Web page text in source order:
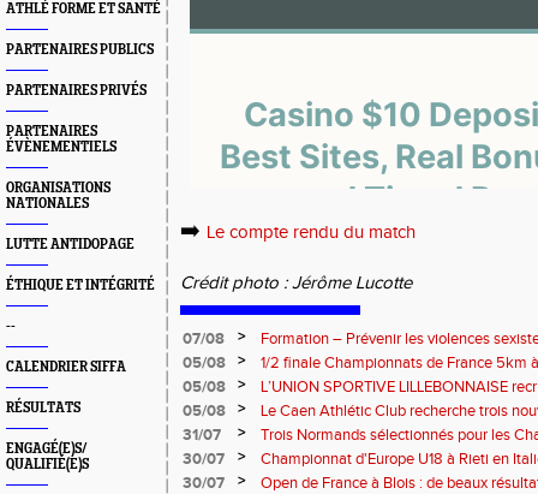
ATHLÉ FORME ET SANTÉ
PARTENAIRES PUBLICS
PARTENAIRES PRIVÉS
PARTENAIRES
ÉVÈNEMENTIELS
ORGANISATIONS
NATIONALES
LUTTE ANTIDOPAGE
ÉTHIQUE ET INTÉGRITÉ
--
CALENDRIER SIFFA
RÉSULTATS
ENGAGÉ(E)S/
QUALIFIÉ(E)S
➡️ Le compte rendu du match
Crédit photo : Jérôme Lucotte
07/08 >
Formation – Prévenir les violences
: le 26 septembre 2026
05/08 >
1/2 finale Championnats de France 5km
13 septembre 2026 : les informations
05/08 >
L’UNION SPORTIVE LILLEBONNAISE
rentrée 2026
05/08 >
Le Caen Athlétic Club recherche trois
civique à compter de septembre 2026
31/07 >
Trois Normands sélectionnés pour les
Eugene !
30/07 >
Championnat d'Europe U18 à Rieti en
normands
30/07 >
Open de France à Blois : de beaux